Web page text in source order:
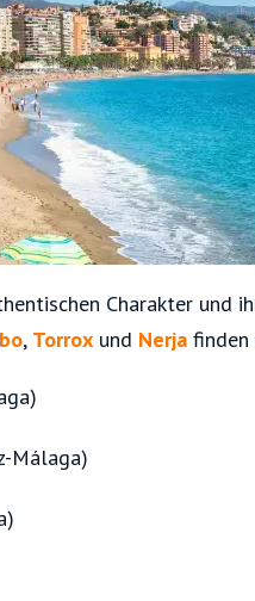
Charakter und
, Torrox und Nerja finden
Málaga)